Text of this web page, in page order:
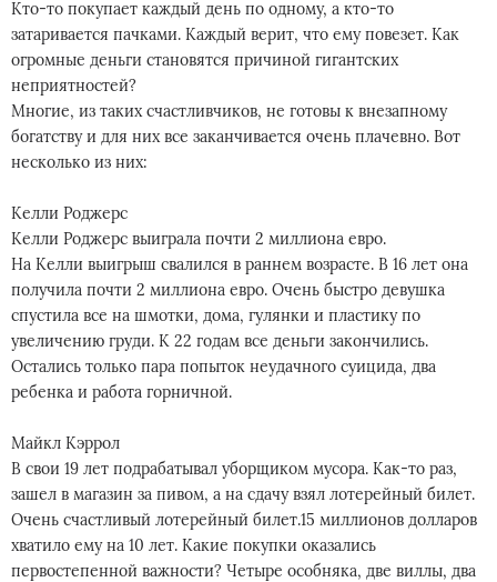
Кто-то покупает каждый день по одному, а кто-то
затаривается пачками. Каждый верит, что ему повезет. Как
огромные деньги становятся причиной гигантских
неприятностей?
Многие, из таких счастливчиков, не готовы к внезапному
богатству и для них все заканчивается очень плачевно. Вот
несколько из них:
Келли Роджерс
Келли Роджерс выиграла почти 2 миллиона евро.
На Келли выигрыш свалился в раннем возрасте. В 16 лет она
получила почти 2 миллиона евро. Очень быстро девушка
спустила все на шмотки, дома, гулянки и пластику по
увеличению груди. К 22 годам все деньги закончились.
Остались только пара попыток неудачного суицида, два
ребенка и работа горничной.
Майкл Кэррол
В свои 19 лет подрабатывал уборщиком мусора. Как-то раз,
зашел в магазин за пивом, а на сдачу взял лотерейный билет.
Очень счастливый лотерейный билет.15 миллионов долларов
хватило ему на 10 лет. Какие покупки оказались
первостепенной важности? Четыре особняка, две виллы, два